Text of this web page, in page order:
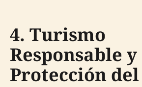
4. Turismo
Responsable y
Protección